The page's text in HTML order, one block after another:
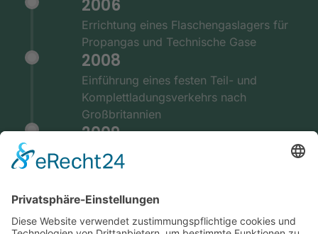
2006
Errichtung eines Flaschengaslagers für
Propangas und Technische Gase
2008
Einführung eines festen Teil- und
Komplettladungsverkehrs nach
Großbritannien
2009
Ausstattung der Fernverkehrsflotte mit
GPS und Telematiksystemen
Ausbau der Kapazität des
Flaschengaslagers für Propangas und